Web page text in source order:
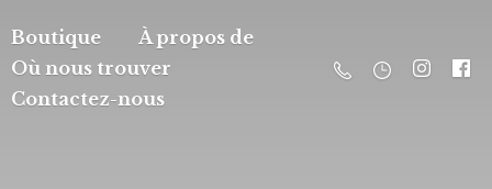
Boutique
À propos de
Où nous trouver
Contactez-nous